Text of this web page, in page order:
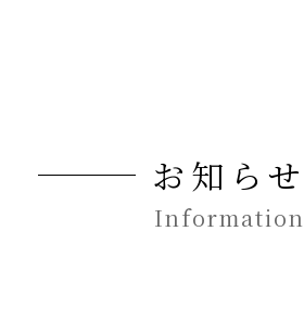
お知らせ
Information